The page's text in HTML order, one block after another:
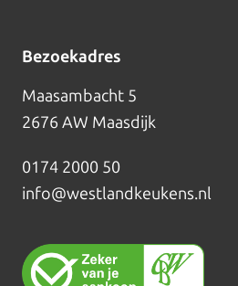
Bezoekadres
Maasambacht 5
2676 AW Maasdijk
0174 2000 50
info@westlandkeukens.nl